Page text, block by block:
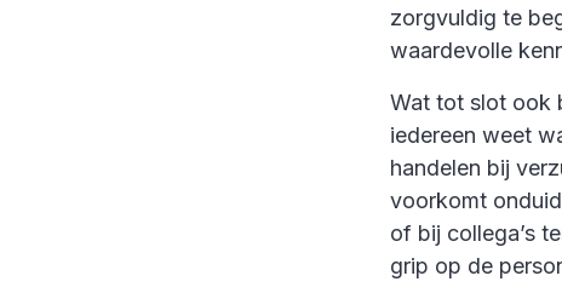
zorgvuldig te
waardevolle
Wat tot slot ook
iedereen weet
handelen bij
voorkomt
of bij collega’s
grip op de